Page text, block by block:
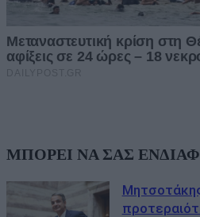
ΜΠΟΡΕΙ ΝΑ ΣΑΣ